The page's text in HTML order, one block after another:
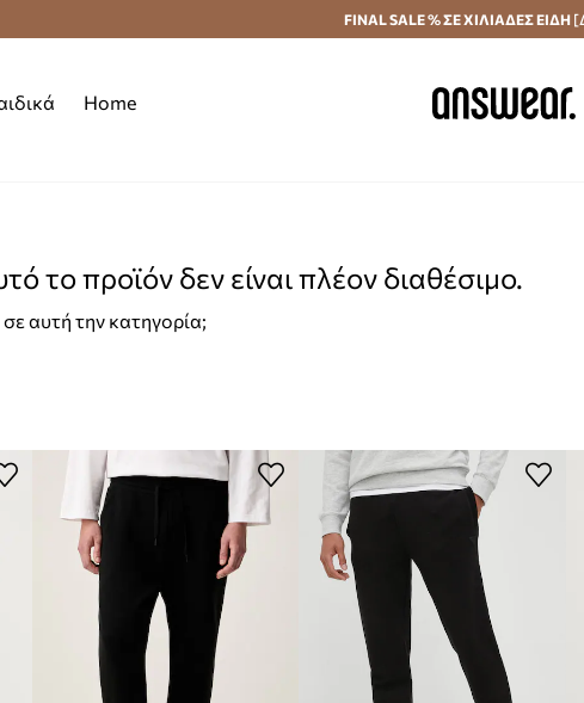
Αποστολή σε 24 ώρες
FINAL SALE % ΣΕ ΧΙΛΙΑΔΕΣ ΕΙΔΗ
Home
το προϊόν δεν είναι πλέον διαθέσιμο.
αυτή την κατηγορία;